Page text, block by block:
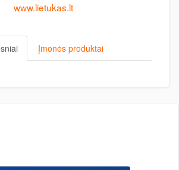
www.lietukas.lt
Įmonės produktai